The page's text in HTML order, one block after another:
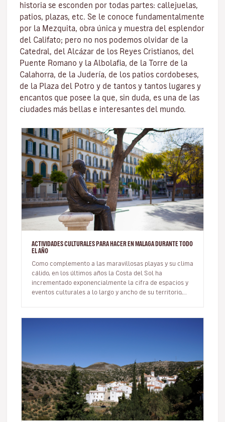
historia se esconden por todas partes: callejuelas,
patios, plazas, etc. Se le conoce fundamentalmente
por la Mezquita, obra única y muestra del esplendor
del Califato; pero no nos podemos olvidar de la
Catedral, del Alcázar de los Reyes Cristianos, del
Puente Romano y la Albolafia, de la Torre de la
Calahorra, de la Juderí­a, de los patios cordobeses,
de la Plaza del Potro y de tantos y tantos lugares y
encantos que posee la que, sin duda, es una de las
ciudades más bellas e interesantes del mundo.
ACTIVIDADES CULTURALES PARA HACER EN MALAGA DURANTE TODO
EL AÑO
Como complemento a las maravillosas playas y su clima
cálido, en los últimos años la Costa del Sol ha
incrementado exponencialmente la cifra de espacios y
eventos culturales a lo largo y ancho de su territorio,